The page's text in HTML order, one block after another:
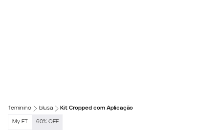
feminino blusa Kit Cropped com Aplicação
My FT 60% OFF